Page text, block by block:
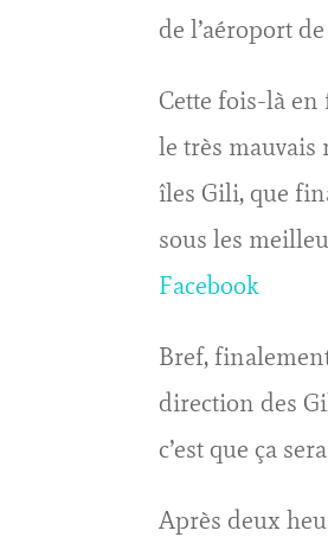
de l’aéroport
Cette fois-là en
le très
îles Gili, que
sous les
Facebook
Bref,
direction des
c’est que ça
Après deux